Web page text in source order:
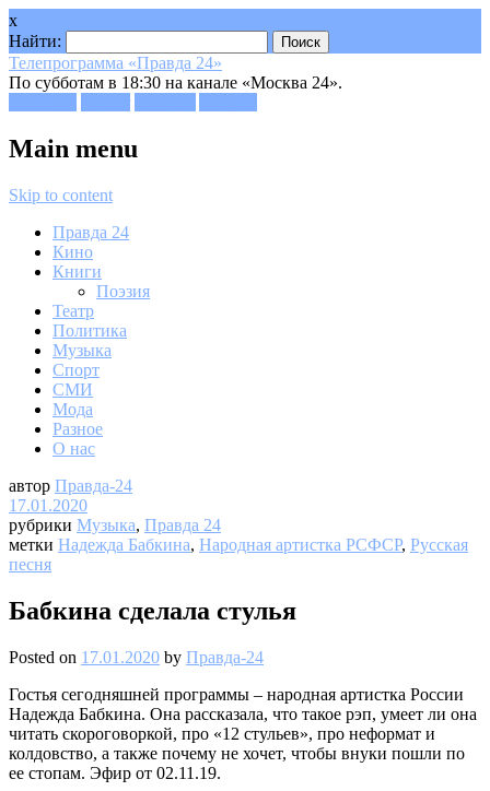
x
Найти:
Телепрограмма «Правда 24»
По субботам в 18:30 на канале «Москва 24».
Main menu
Skip to content
Правда 24
Кино
Книги
Поэзия
Театр
Политика
Музыка
Спорт
СМИ
Мода
Разное
О нас
автор Правда-24
17.01.2020
рубрики Музыка, Правда 24
метки Надежда Бабкина, Народная артистка РСФСР, Русская
песня
Бабкина сделала стулья
Posted on 17.01.2020 by Правда-24
Гостья сегодняшней программы – народная артистка России
Надежда Бабкина. Она рассказала, что такое рэп, умеет ли она
читать скороговоркой, про «12 стульев», про неформат и
колдовство, а также почему не хочет, чтобы внуки пошли по
ее стопам. Эфир от 02.11.19.